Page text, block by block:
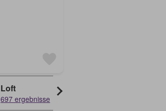
Loft
697 ergebnisse